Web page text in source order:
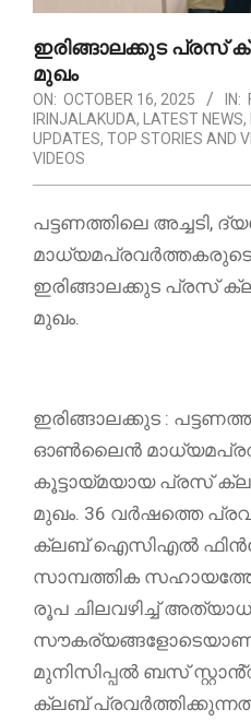
ഇരിങ്ങാലക്കുട പ്രസ്
മുഖം
ON: OCTOBER 16, 2025 IN:
IRINJALAKUDA, LATEST NEWS,
UPDATES, TOP STORIES AND
VIDEOS
പട്ടണത്തിലെ
ഇരിങ്ങാലക്കുട പ്രസ്
മുഖം.
ഇരിങ്ങാലക്കുട :
ഓൺലൈൻ
കൂട്ടായ്മയായ പ്രസ്
മുഖം. 36 വർഷത്തെ
ക്ലബ് ഐസിഎൽ
സാമ്പത്തിക
രൂപ ചിലവഴിച്ച്
സൗകര്യങ്ങളോടെയാണ്
മുനിസിപ്പൽ ബസ്
ക്ലബ്